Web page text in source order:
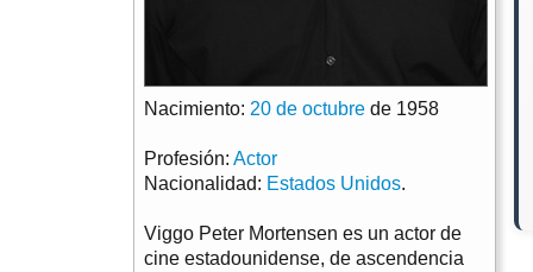
Nacimiento: 20 de octubre de 1958
Profesión: Actor
Nacionalidad: Estados Unidos.
Viggo Peter Mortensen es un actor de
cine estadounidense, de ascendencia